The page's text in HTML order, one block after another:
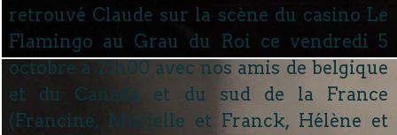
retrouvé Claude sur la scène du casino Le
Flamingo au Grau du Roi ce vendredi 5
octobre à 21h00 avec nos amis de belgique
et du Canada et du sud de la France
(Francine, Murielle et Franck, Hélène et